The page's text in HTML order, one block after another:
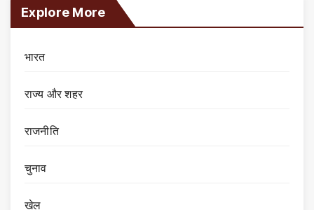
Explore More
भारत
राज्य और शहर
राजनीति
चुनाव
खेल